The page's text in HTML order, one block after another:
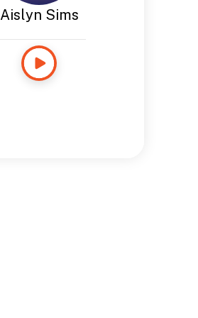
Aislyn Sims